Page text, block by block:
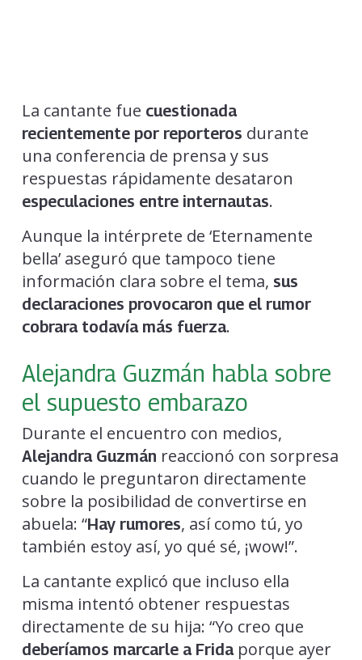
La cantante fue cuestionada
recientemente por reporteros durante
una conferencia de prensa y sus
respuestas rápidamente desataron
especulaciones entre internautas.
Aunque la intérprete de ‘Eternamente
bella’ aseguró que tampoco tiene
información clara sobre el tema, sus
declaraciones provocaron que el rumor
cobrara todavía más fuerza.
Alejandra Guzmán habla sobre
el supuesto embarazo
Durante el encuentro con medios,
Alejandra Guzmán reaccionó con sorpresa
cuando le preguntaron directamente
sobre la posibilidad de convertirse en
abuela: “Hay rumores, así como tú, yo
también estoy así, yo qué sé, ¡wow!”.
La cantante explicó que incluso ella
misma intentó obtener respuestas
directamente de su hija: “Yo creo que
deberíamos marcarle a Frida porque ayer